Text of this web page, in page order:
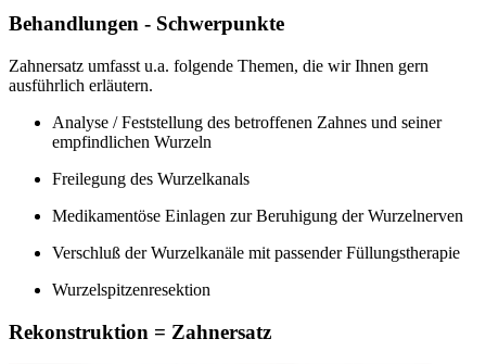
Behandlungen - Schwerpunkte
Zahnersatz umfasst u.a. folgende Themen, die wir Ihnen gern
ausführlich erläutern.
Analyse / Feststellung des betroffenen Zahnes und seiner
empfindlichen Wurzeln
Freilegung des Wurzelkanals
Medikamentöse Einlagen zur Beruhigung der Wurzelnerven
Verschluß der Wurzelkanäle mit passender Füllungstherapie
Wurzelspitzenresektion
Rekonstruktion = Zahnersatz